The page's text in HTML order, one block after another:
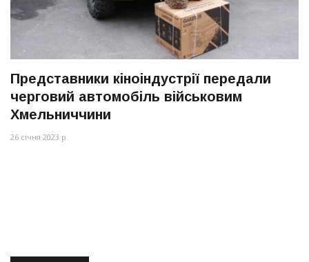
Представники кіноіндустрії передали
черговий автомобіль військовим
Хмельниччини
26 січня 2023 р.